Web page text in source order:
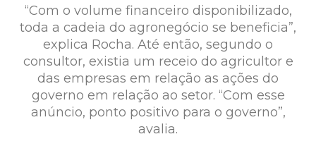
“Com o volume financeiro disponibilizado,
toda a cadeia do agronegócio se beneficia”,
explica Rocha. Até então, segundo o
consultor, existia um receio do agricultor e
das empresas em relação as ações do
governo em relação ao setor. “Com esse
anúncio, ponto positivo para o governo”,
avalia.